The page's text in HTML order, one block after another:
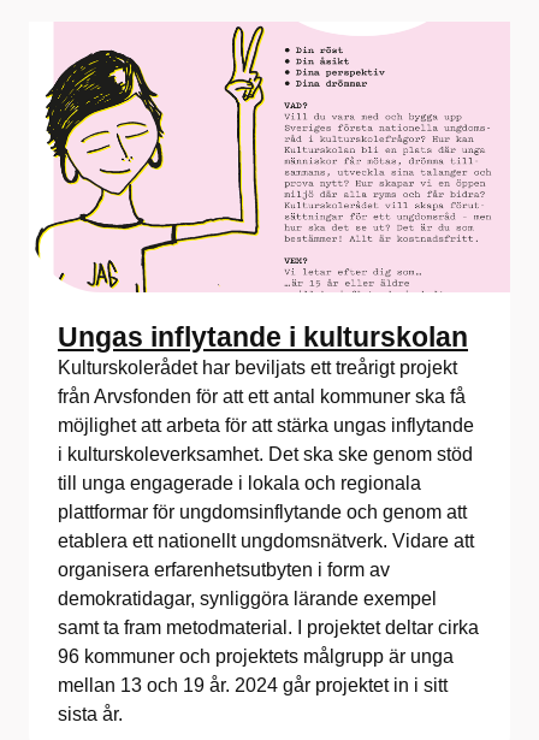
Ungas inflytande i kulturskolan
Kulturskolerådet har beviljats ett treårigt projekt
från Arvsfonden för att ett antal kommuner ska få
möjlighet att arbeta för att stärka ungas inflytande
i kulturskoleverksamhet. Det ska ske genom stöd
till unga engagerade i lokala och regionala
plattformar för ungdomsinflytande och genom att
etablera ett nationellt ungdomsnätverk. Vidare att
organisera erfarenhetsutbyten i form av
demokratidagar, synliggöra lärande exempel
samt ta fram metodmaterial. I projektet deltar cirka
96 kommuner och projektets målgrupp är unga
mellan 13 och 19 år. 2024 går projektet in i sitt
sista år.